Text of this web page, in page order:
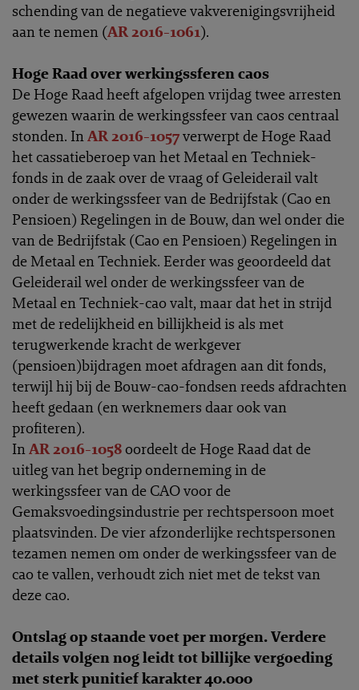
schending van de negatieve vakverenigingsvrijheid
aan te nemen (AR 2016-1061).
Hoge Raad over werkingssferen caos
De Hoge Raad heeft afgelopen vrijdag twee arresten
gewezen waarin de werkingssfeer van caos centraal
stonden. InAR 2016-1057verwerpt de Hoge Raad
het cassatieberoep van het Metaal en Techniek-
fonds in de zaak over de vraag of Geleiderail valt
onder de werkingssfeer van de Bedrijfstak (Cao en
Pensioen) Regelingen in de Bouw, dan wel onder die
van de Bedrijfstak (Cao en Pensioen) Regelingen in
de Metaal en Techniek. Eerder was geoordeeld dat
Geleiderail wel onder de werkingssfeer van de
Metaal en Techniek-cao valt, maar dat het in strijd
met de redelijkheid en billijkheid is als met
terugwerkende kracht de werkgever
(pensioen)bijdragen moet afdragen aan dit fonds,
terwijl hij bij de Bouw-cao-fondsen reeds afdrachten
heeft gedaan (en werknemers daar ook van
profiteren).
InAR 2016-1058oordeelt de Hoge Raad dat de
uitleg van het begrip onderneming in de
werkingssfeer van de CAO voor de
Gemaksvoedingsindustrie per rechtspersoon moet
plaatsvinden. De vier afzonderlijke rechtspersonen
tezamen nemen om onder de werkingssfeer van de
cao te vallen, verhoudt zich niet met de tekst van
deze cao.
Ontslag op staande voet per morgen. Verdere
details volgen nog leidt tot billijke vergoeding
met sterk punitief karakter 40.000